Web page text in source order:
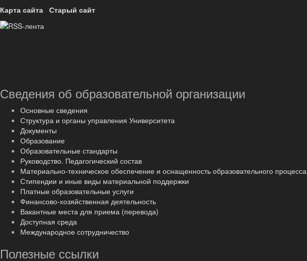
Карта сайта Старый сайт
Сведения об образовательной организации
Основные сведения
Структура и органы управления Университета
Документы
Образование
Образовательные стандарты
Руководство. Педагогический состав
Материально-техническое обеспечение и оснащенность образовательного процесса
Стипендии и иные виды материальной поддержки
Платные образовательные услуги
Финансово-хозяйственная деятельность
Вакантные места для приема (перевода)
Доступная среда
Международное сотрудничество
Полезные ссылки